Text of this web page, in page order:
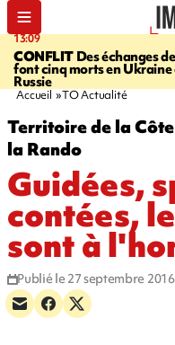
13:09
CONFLIT Des échanges
font cinq morts en Ukraine
Russie
Accueil TO Actualité
Territoire de la
la Rando
Guidées,
contées,
sont à
Publié le 27 septembre